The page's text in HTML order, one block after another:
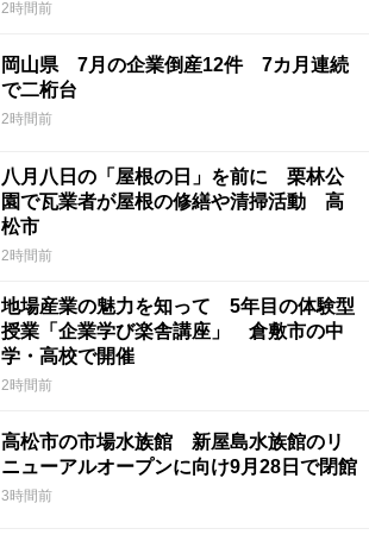
2時間前
岡山県 7月の企業倒産12件 7カ月連続
で二桁台
2時間前
八月八日の「屋根の日」を前に 栗林公
園で瓦業者が屋根の修繕や清掃活動 高
松市
2時間前
地場産業の魅力を知って 5年目の体験型
授業「企業学び楽舎講座」 倉敷市の中
学・高校で開催
2時間前
高松市の市場水族館 新屋島水族館のリ
ニューアルオープンに向け9月28日で閉館
3時間前